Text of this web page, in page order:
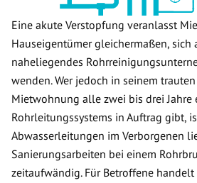
Eine akute Verstopfung veranlasst
Hauseigentümer gleichermaßen, sich
naheliegendes
wenden. Wer jedoch in seinem
Mietwohnung alle zwei bis drei Jahre
Rohrleitungssystems in Auftrag gibt,
Abwasserleitungen im Verborgenen
Sanierungsarbeiten bei einem
zeitaufwändig. Für Betroffene